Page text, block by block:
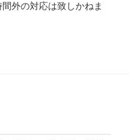
外の対応は致しかねま